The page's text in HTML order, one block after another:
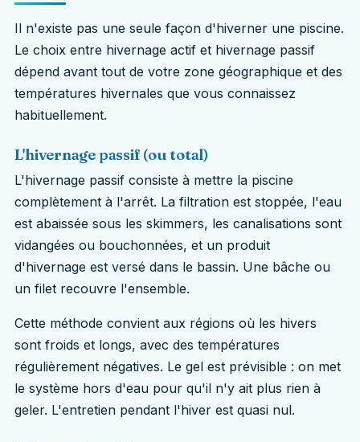
Il n'existe pas une seule façon d'hiverner une piscine.
Le choix entre hivernage actif et hivernage passif
dépend avant tout de votre zone géographique et des
températures hivernales que vous connaissez
habituellement.
L'hivernage passif (ou total)
L'hivernage passif consiste à mettre la piscine
complètement à l'arrêt. La filtration est stoppée, l'eau
est abaissée sous les skimmers, les canalisations sont
vidangées ou bouchonnées, et un produit
d'hivernage est versé dans le bassin. Une bâche ou
un filet recouvre l'ensemble.
Cette méthode convient aux régions où les hivers
sont froids et longs, avec des températures
régulièrement négatives. Le gel est prévisible : on met
le système hors d'eau pour qu'il n'y ait plus rien à
geler. L'entretien pendant l'hiver est quasi nul.